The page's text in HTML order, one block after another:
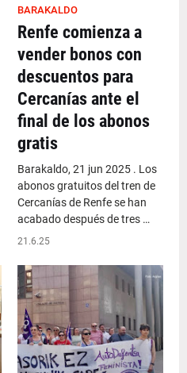
BARAKALDO
Renfe comienza a
vender bonos con
descuentos para
Cercanías ante el
final de los abonos
gratis
Barakaldo, 21 jun 2025 . Los
abonos gratuitos del tren de
Cercanías de Renfe se han
acabado después de tres …
21.6.25